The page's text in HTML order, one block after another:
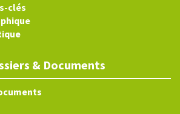
clés
& Documents